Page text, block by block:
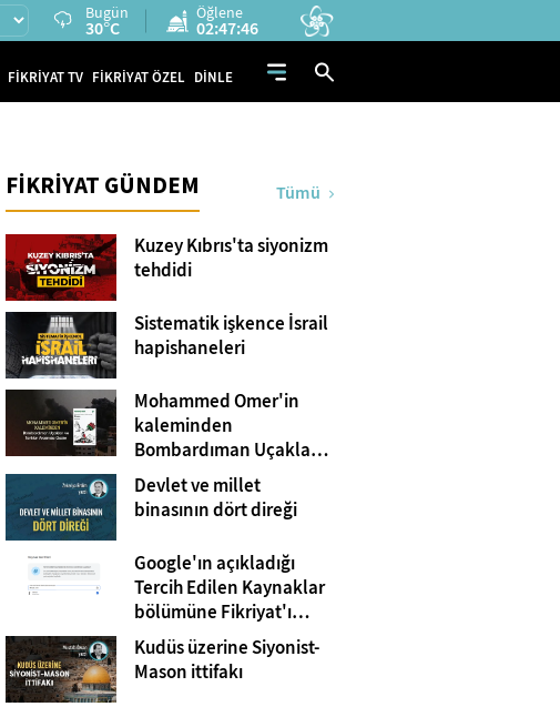
Bugün
30°C
Öğlene
02:47:44
FİKRİYAT TV FİKRİYAT ÖZEL DİNLE
FİKRİYAT GÜNDEM Tümü
Kuzey Kıbrıs'ta siyonizm
tehdidi
Sistematik işkence İsrail
hapishaneleri
Mohammed Omer'in
kaleminden
Bombardıman Uçakları
ve Tanklar Arasında
Gazze
Devlet ve millet
binasının dört direği
Google'ın açıkladığı
Tercih Edilen Kaynaklar
bölümüne Fikriyat'ı
eklemeyi unutmayın!
Kudüs üzerine Siyonist-
Mason ittifakı